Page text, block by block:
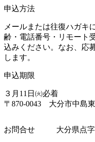
申込方法
メールまたは往復ハガキ
齢・電話番号・リモート
込みください。なお、応
します。
申込期限
３月11日㈫必着
〒870-0043 大分市中島
お問合せ 大分県点